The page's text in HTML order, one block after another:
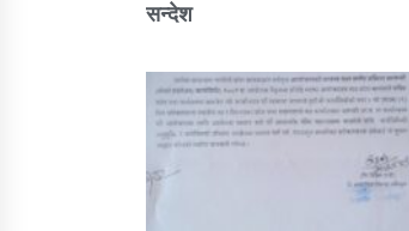
तातोपानी गाउँपालिका जुम्लाको बालविवाह सन्देश
सन्देश